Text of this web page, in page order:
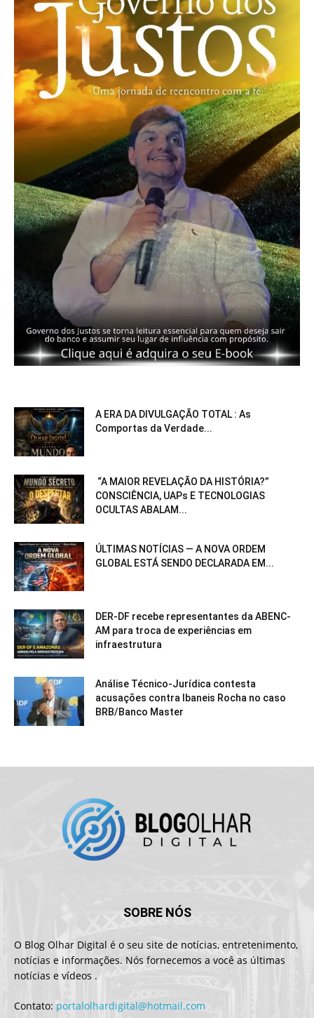
A ERA DA DIVULGAÇÃO TOTAL : As
Comportas da Verdade...
“A MAIOR REVELAÇÃO DA HISTÓRIA?”
CONSCIÊNCIA, UAPs E TECNOLOGIAS
OCULTAS ABALAM...
ÚLTIMAS NOTÍCIAS — A NOVA ORDEM
GLOBAL ESTÁ SENDO DECLARADA EM...
DER-DF recebe representantes da ABENC-
AM para troca de experiências em
infraestrutura
Análise Técnico-Jurídica contesta
acusações contra Ibaneis Rocha no caso
BRB/Banco Master
SOBRE NÓS
O Blog Olhar Digital é o seu site de notícias, entretenimento,
notícias e informações. Nós fornecemos a você as últimas
notícias e vídeos .
Contato: portalolhardigital@hotmail.com